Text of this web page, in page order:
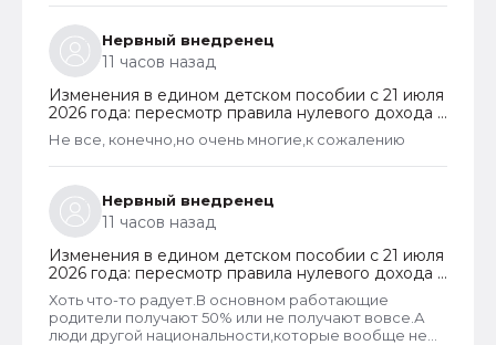
Нервный внедренец
11 часов назад
Изменения в едином детском пособии с 21 июля
2026 года: пересмотр правила нулевого дохода и
новый порядок оформления пособий по месту
пребывания
Не все, конечно,но очень многие,к сожалению
Нервный внедренец
11 часов назад
Изменения в едином детском пособии с 21 июля
2026 года: пересмотр правила нулевого дохода и
новый порядок оформления пособий по месту
пребывания
Хоть что-то радует.В основном работающие
родители получают 50% или не получают вовсе.А
люди другой национальности,которые вообще не